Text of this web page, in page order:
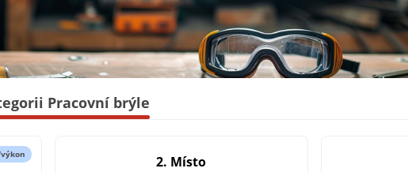
Pracovní brýle
2. Místo